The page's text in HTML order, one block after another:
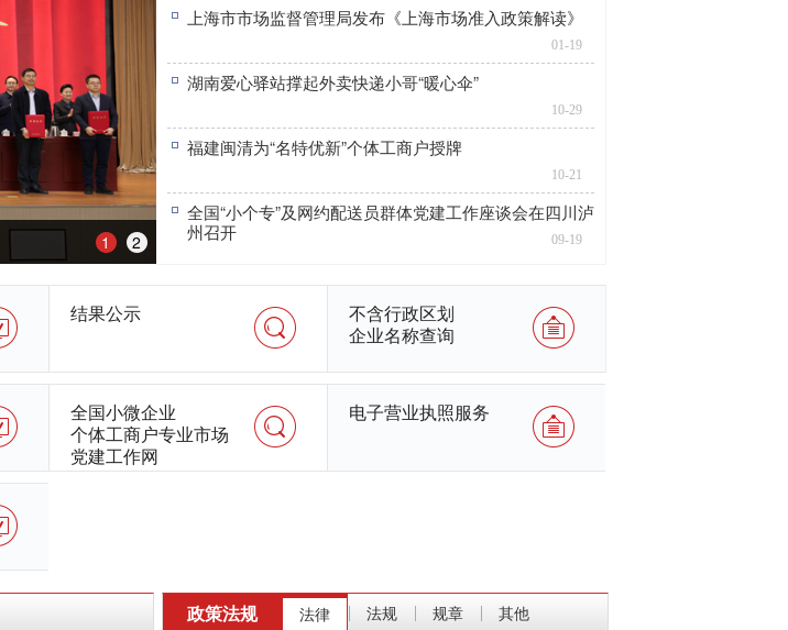
1 2
上海市市场监督管理局发布《上海市场准入政策解读》
01-19
湖南爱心驿站撑起外卖快递小哥“暖心伞”
10-29
福建闽清为“名特优新”个体工商户授牌
10-21
全国“小个专”及网约配送员群体党建工作座谈会在四川泸
州召开
09-19
结果公示
不含行政区划
企业名称查询
全国小微企业
个体工商户专业市场
党建工作网
电子营业执照服务
政策法规 法律 | 法规 | 规章 | 其他